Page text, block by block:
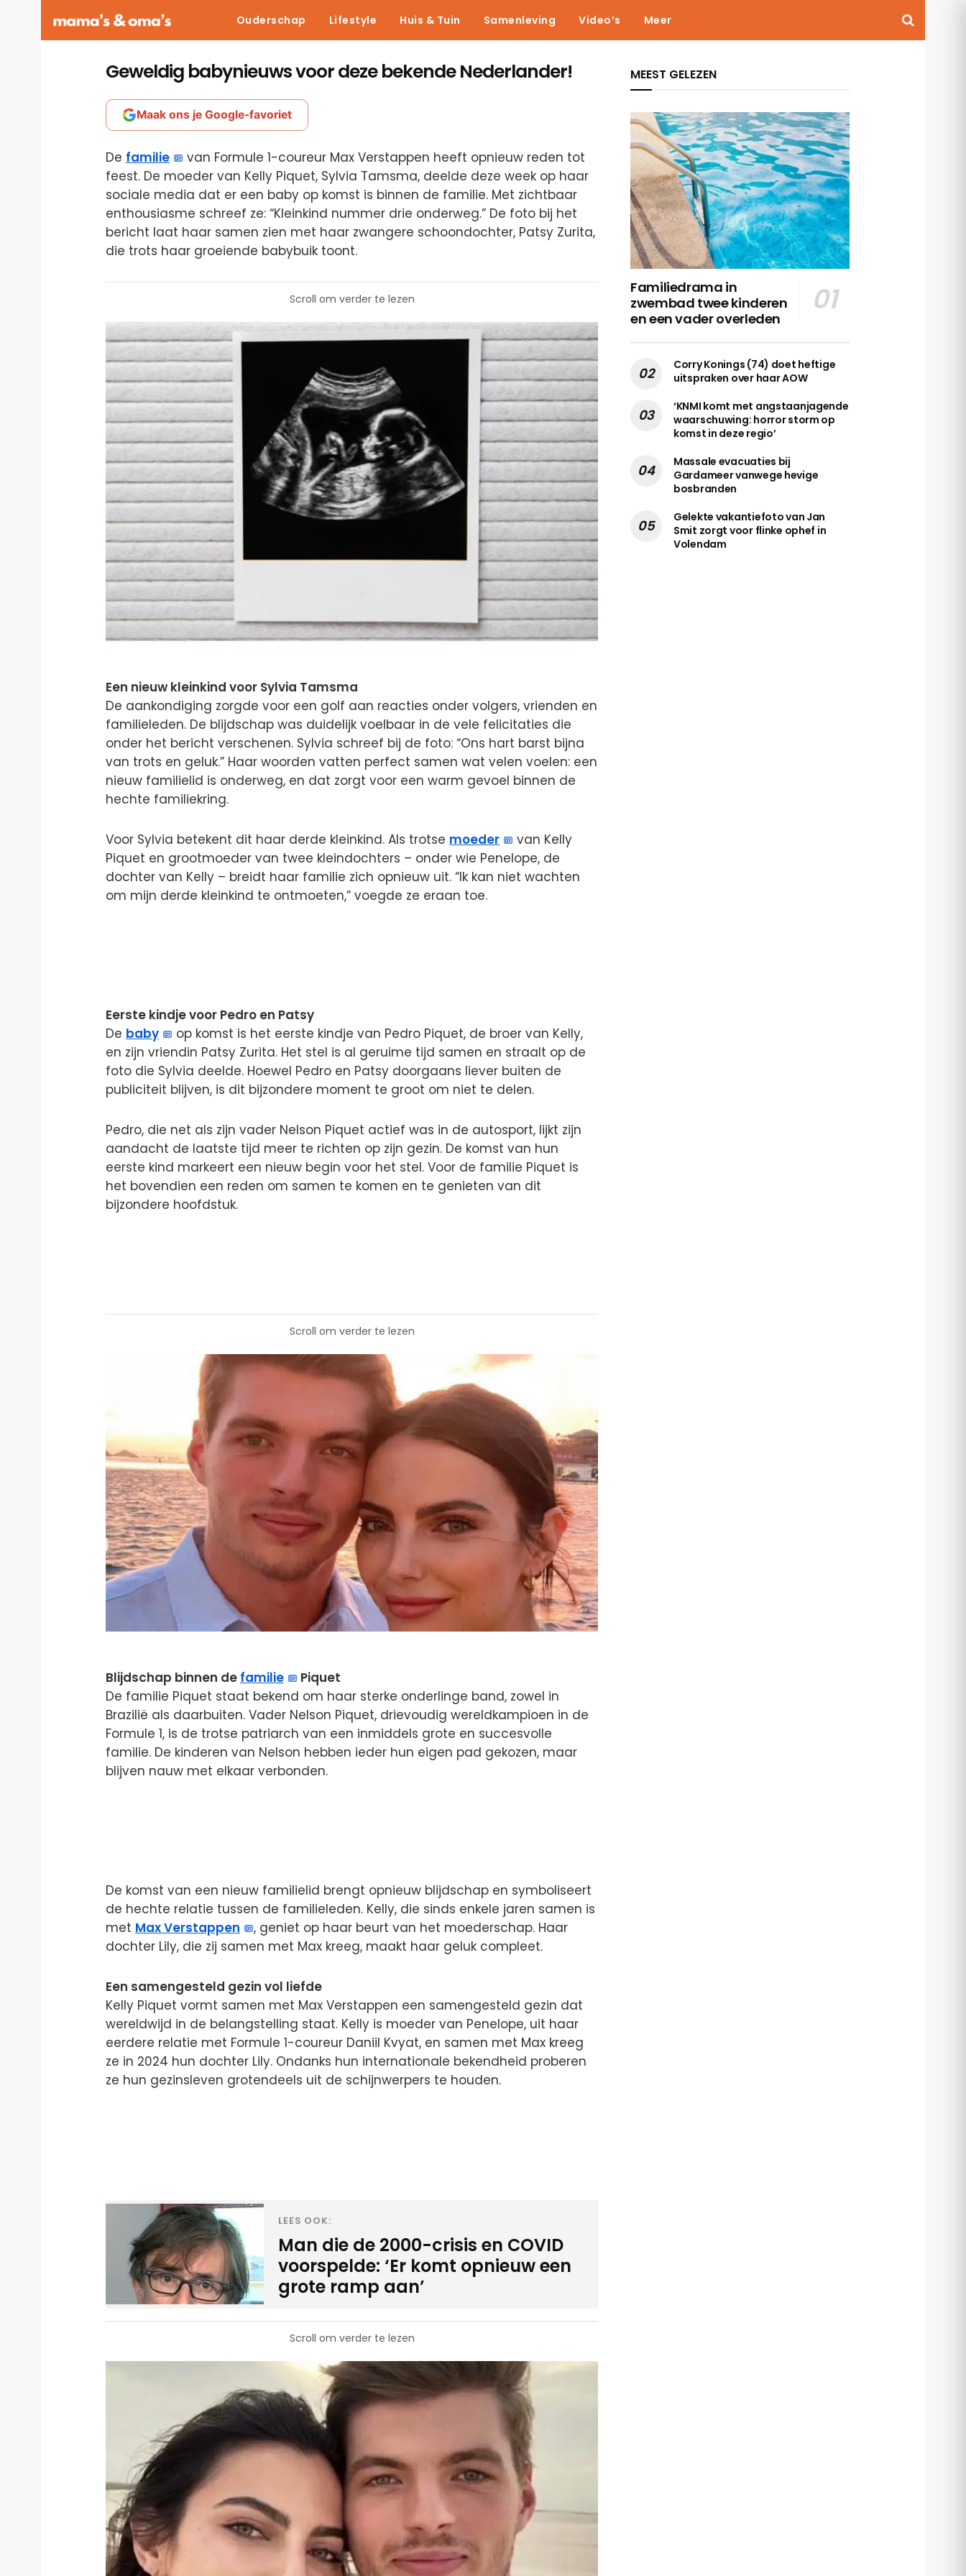
Ouderschap Lifestyle Huis & Tuin Samenleving Video’s Meer
Geweldig babynieuws voor deze bekende Nederlander!
Maak ons je Google-favoriet
De familie
van Formule 1-coureur Max Verstappen heeft opnieuw reden tot
feest. De moeder van Kelly Piquet, Sylvia Tamsma, deelde deze week op haar
sociale media dat er een baby op komst is binnen de familie. Met zichtbaar
enthousiasme schreef ze: “Kleinkind nummer drie onderweg.” De foto bij het
bericht laat haar samen zien met haar zwangere schoondochter, Patsy Zurita,
die trots haar groeiende babybuik toont.
Scroll om verder te lezen
Een nieuw kleinkind voor Sylvia Tamsma
De aankondiging zorgde voor een golf aan reacties onder volgers, vrienden en
familieleden. De blijdschap was duidelijk voelbaar in de vele felicitaties die
onder het bericht verschenen. Sylvia schreef bij de foto: “Ons hart barst bijna
van trots en geluk.” Haar woorden vatten perfect samen wat velen voelen: een
nieuw familielid is onderweg, en dat zorgt voor een warm gevoel binnen de
hechte familiekring.
Voor Sylvia betekent dit haar derde kleinkind. Als trotse moeder
van Kelly
Piquet en grootmoeder van twee kleindochters – onder wie Penelope, de
dochter van Kelly – breidt haar familie zich opnieuw uit. “Ik kan niet wachten
om mijn derde kleinkind te ontmoeten,” voegde ze eraan toe.
Eerste kindje voor Pedro en Patsy
De baby
op komst is het eerste kindje van Pedro Piquet, de broer van Kelly,
en zijn vriendin Patsy Zurita. Het stel is al geruime tijd samen en straalt op de
foto die Sylvia deelde. Hoewel Pedro en Patsy doorgaans liever buiten de
publiciteit blijven, is dit bijzondere moment te groot om niet te delen.
Pedro, die net als zijn vader Nelson Piquet actief was in de autosport, lijkt zijn
aandacht de laatste tijd meer te richten op zijn gezin. De komst van hun
eerste kind markeert een nieuw begin voor het stel. Voor de familie Piquet is
het bovendien een reden om samen te komen en te genieten van dit
bijzondere hoofdstuk.
Scroll om verder te lezen
Blijdschap binnen de familie
Piquet
De familie Piquet staat bekend om haar sterke onderlinge band, zowel in
Brazilië als daarbuiten. Vader Nelson Piquet, drievoudig wereldkampioen in de
Formule 1, is de trotse patriarch van een inmiddels grote en succesvolle
familie. De kinderen van Nelson hebben ieder hun eigen pad gekozen, maar
blijven nauw met elkaar verbonden.
De komst van een nieuw familielid brengt opnieuw blijdschap en symboliseert
de hechte relatie tussen de familieleden. Kelly, die sinds enkele jaren samen is
met Max Verstappen
, geniet op haar beurt van het moederschap. Haar
dochter Lily, die zij samen met Max kreeg, maakt haar geluk compleet.
Een samengesteld gezin vol liefde
Kelly Piquet vormt samen met Max Verstappen een samengesteld gezin dat
wereldwijd in de belangstelling staat. Kelly is moeder van Penelope, uit haar
eerdere relatie met Formule 1-coureur Daniil Kvyat, en samen met Max kreeg
ze in 2024 hun dochter Lily. Ondanks hun internationale bekendheid proberen
ze hun gezinsleven grotendeels uit de schijnwerpers te houden.
LEES OOK:
Man die de 2000-crisis en COVID
voorspelde: ‘Er komt opnieuw een
grote ramp aan’
Scroll om verder te lezen
MEEST GELEZEN
Familiedrama in
zwembad twee kinderen
en een vader overleden
Corry Konings (74) doet heftige
uitspraken over haar AOW
‘KNMI komt met angstaanjagende
waarschuwing: horror storm op
komst in deze regio’
Massale evacuaties bij
Gardameer vanwege hevige
bosbranden
Gelekte vakantiefoto van Jan
Smit zorgt voor flinke ophef in
Volendam